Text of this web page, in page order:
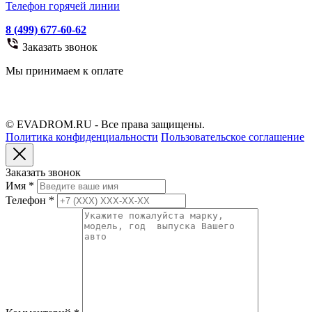
Телефон горячей линии
8 (499) 677-60-62
Заказать звонок
Мы принимаем к оплате
© EVADROM.RU - Все права защищены.
Политика конфиденциальности Пользовательское соглашение
Заказать звонок
Имя *
Телефон *